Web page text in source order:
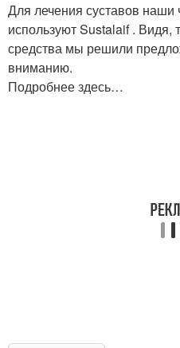
Для лечения суставов наши
используют Sustalaif . Видя,
средства мы решили
вниманию.
Подробнее здесь…